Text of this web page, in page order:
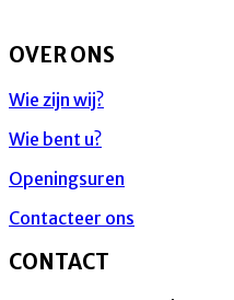
OVER ONS
Wie zijn wij?
Wie bent u?
Openingsuren
Contacteer ons
CONTACT